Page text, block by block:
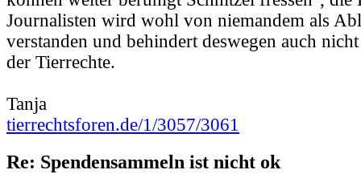
Journalisten wird wohl von niemandem als
verstanden und behindert deswegen auch
der Tierrechte.
Tanja
tierrechtsforen.de/1/3057/3061
Re: Spendensammeln ist nicht ok